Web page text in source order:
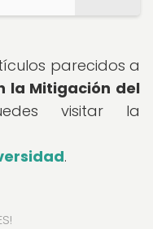
parecidos a
la Mitigación del
visitar la
.